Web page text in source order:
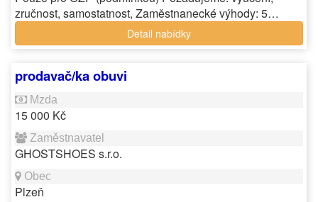
zručnost, samostatnost, Zaměstnanecké výhody: 5…
Detail nabídky
prodavač/ka obuvi
15 000 Kč
GHOSTSHOES s.r.o.
Plzeň